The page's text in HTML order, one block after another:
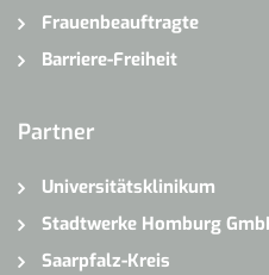
Frauenbeauftragte
Barriere-Freiheit
Partner
Universitätsklinikum
Stadtwerke Homburg
Saarpfalz-Kreis